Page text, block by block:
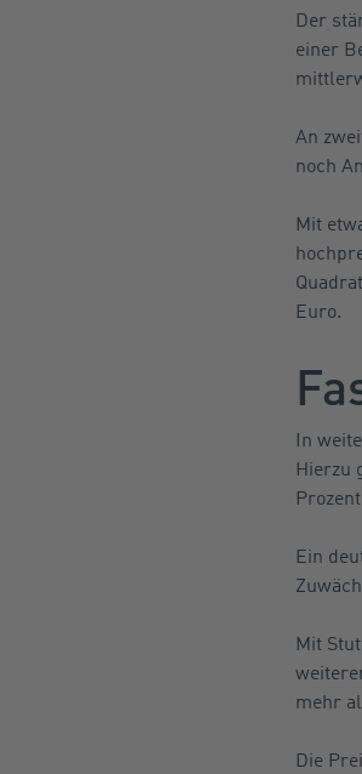
Der
einer
An
noch
Mit
Euro.
In
Hierzu
Ein
Mit
mehr
Die